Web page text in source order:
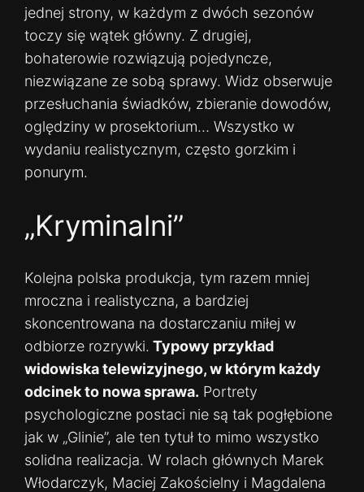
jednej strony, w każdym z dwóch sezonów
toczy się wątek główny. Z drugiej,
bohaterowie rozwiązują pojedyncze,
niezwiązane ze sobą sprawy. Widz obserwuje
przesłuchania świadków, zbieranie dowodów,
oględziny w prosektorium… Wszystko w
wydaniu realistycznym, często gorzkim i
ponurym.
„Kryminalni”
Kolejna polska produkcja, tym razem mniej
mroczna i realistyczna, a bardziej
skoncentrowana na dostarczaniu miłej w
odbiorze rozrywki. Typowy przykład
widowiska telewizyjnego, w którym każdy
odcinek to nowa sprawa. Portrety
psychologiczne postaci nie są tak pogłębione
jak w „Glinie”, ale ten tytuł to mimo wszystko
solidna realizacja. W rolach głównych Marek
Włodarczyk, Maciej Zakościelny i Magdalena